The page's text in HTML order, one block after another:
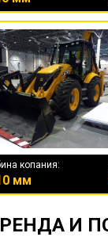
копания:
мм
И